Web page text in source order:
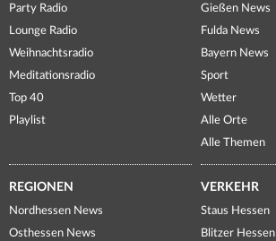
Party Radio
Lounge Radio
Weihnachtsradio
Meditationsradio
Top 40
Playlist
Gießen News
Fulda News
Bayern News
Sport
Wetter
Alle Orte
Alle Themen
REGIONEN
Nordhessen News
Osthessen News
VERKEHR
Staus Hessen
Blitzer Hessen